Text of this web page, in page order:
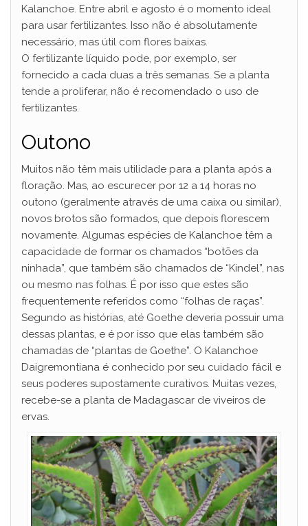
Kalanchoe. Entre abril e agosto é o momento ideal
para usar fertilizantes. Isso não é absolutamente
necessário, mas útil com flores baixas.
O fertilizante líquido pode, por exemplo, ser
fornecido a cada duas a três semanas. Se a planta
tende a proliferar, não é recomendado o uso de
fertilizantes.
Outono
Muitos não têm mais utilidade para a planta após a
floração. Mas, ao escurecer por 12 a 14 horas no
outono (geralmente através de uma caixa ou similar),
novos brotos são formados, que depois florescem
novamente. Algumas espécies de Kalanchoe têm a
capacidade de formar os chamados “botões da
ninhada”, que também são chamados de “Kindel”, nas
ou mesmo nas folhas. É por isso que estes são
frequentemente referidos como “folhas de raças”.
Segundo as histórias, até Goethe deveria possuir uma
dessas plantas, e é por isso que elas também são
chamadas de “plantas de Goethe”. O Kalanchoe
Daigremontiana é conhecido por seu cuidado fácil e
seus poderes supostamente curativos. Muitas vezes,
recebe-se a planta de Madagascar de viveiros de
ervas.